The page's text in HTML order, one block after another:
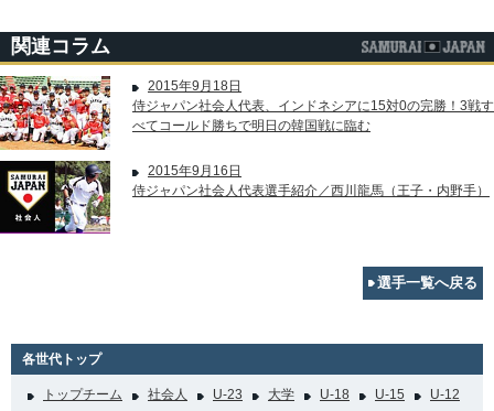
関連コラム
2015年9月18日
侍ジャパン社会人代表、インドネシアに15対0の完勝！3戦す
べてコールド勝ちで明日の韓国戦に臨む
2015年9月16日
侍ジャパン社会人代表選手紹介／西川龍馬（王子・内野手）
選手一覧へ戻る
各世代トップ
トップチーム 社会人 U-23 大学 U-18 U-15
U-12